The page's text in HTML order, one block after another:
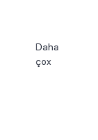
Daha
çox